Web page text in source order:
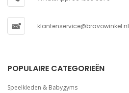
klantenservice@bravowinkel.nl
POPULAIRE CATEGORIEËN
Speelkleden & Babygyms